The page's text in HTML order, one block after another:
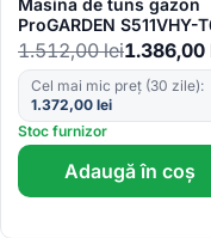
Masina de tuns gazon
ProGARDEN S511VHY-
3.5CP, 500mm, 60L,
autopropulsata
1.512,00lei1.386,00
Cel mai mic preț (30 zile):
1.372,00 lei
Stoc furnizor
Adaugă în coș